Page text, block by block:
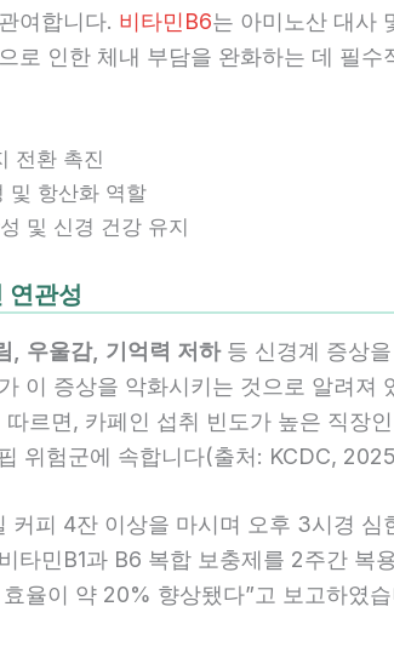
여합니다. 비타민B6는 아미노산 대사
로 인한 체내 부담을 완화하는 데 필수
전환 촉진
및 항산화 역할
및 신경 건강 유지
연관성
, 우울감, 기억력 저하등 신경계 증상을
이 증상을 악화시키는 것으로 알려져
르면, 카페인 섭취 빈도가 높은 직장인
위험군에 속합니다(출처: KCDC,
커피 4잔 이상을 마시며 오후 3시경 심
타민B1과 B6 복합 보충제를 2주간 복
율이 약 20% 향상됐다”고 보고하였습